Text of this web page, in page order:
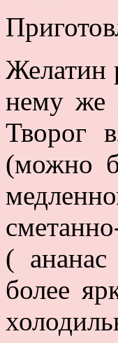
Желатин
нему же
Творог
(можно
(
более